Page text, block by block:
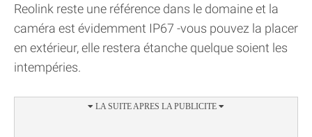
Reolink reste une référence dans le domaine et la
caméra est évidemment IP67 -vous pouvez la placer
en extérieur, elle restera étanche quelque soient les
intempéries.